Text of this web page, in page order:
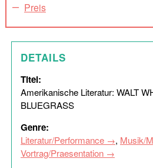
Preis
DETAILS
Titel:
Amerikanische Literatur: WALT
BLUEGRASS
Genre:
Literatur/Performance , Musik/
Vortrag/Praesentation